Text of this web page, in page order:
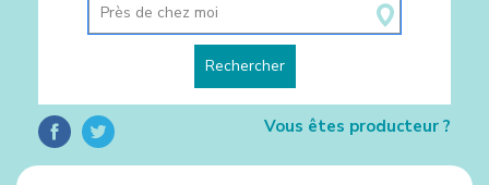
0 results available. Select is
Près de chez moi
Rechercher
Vous êtes producteur ?